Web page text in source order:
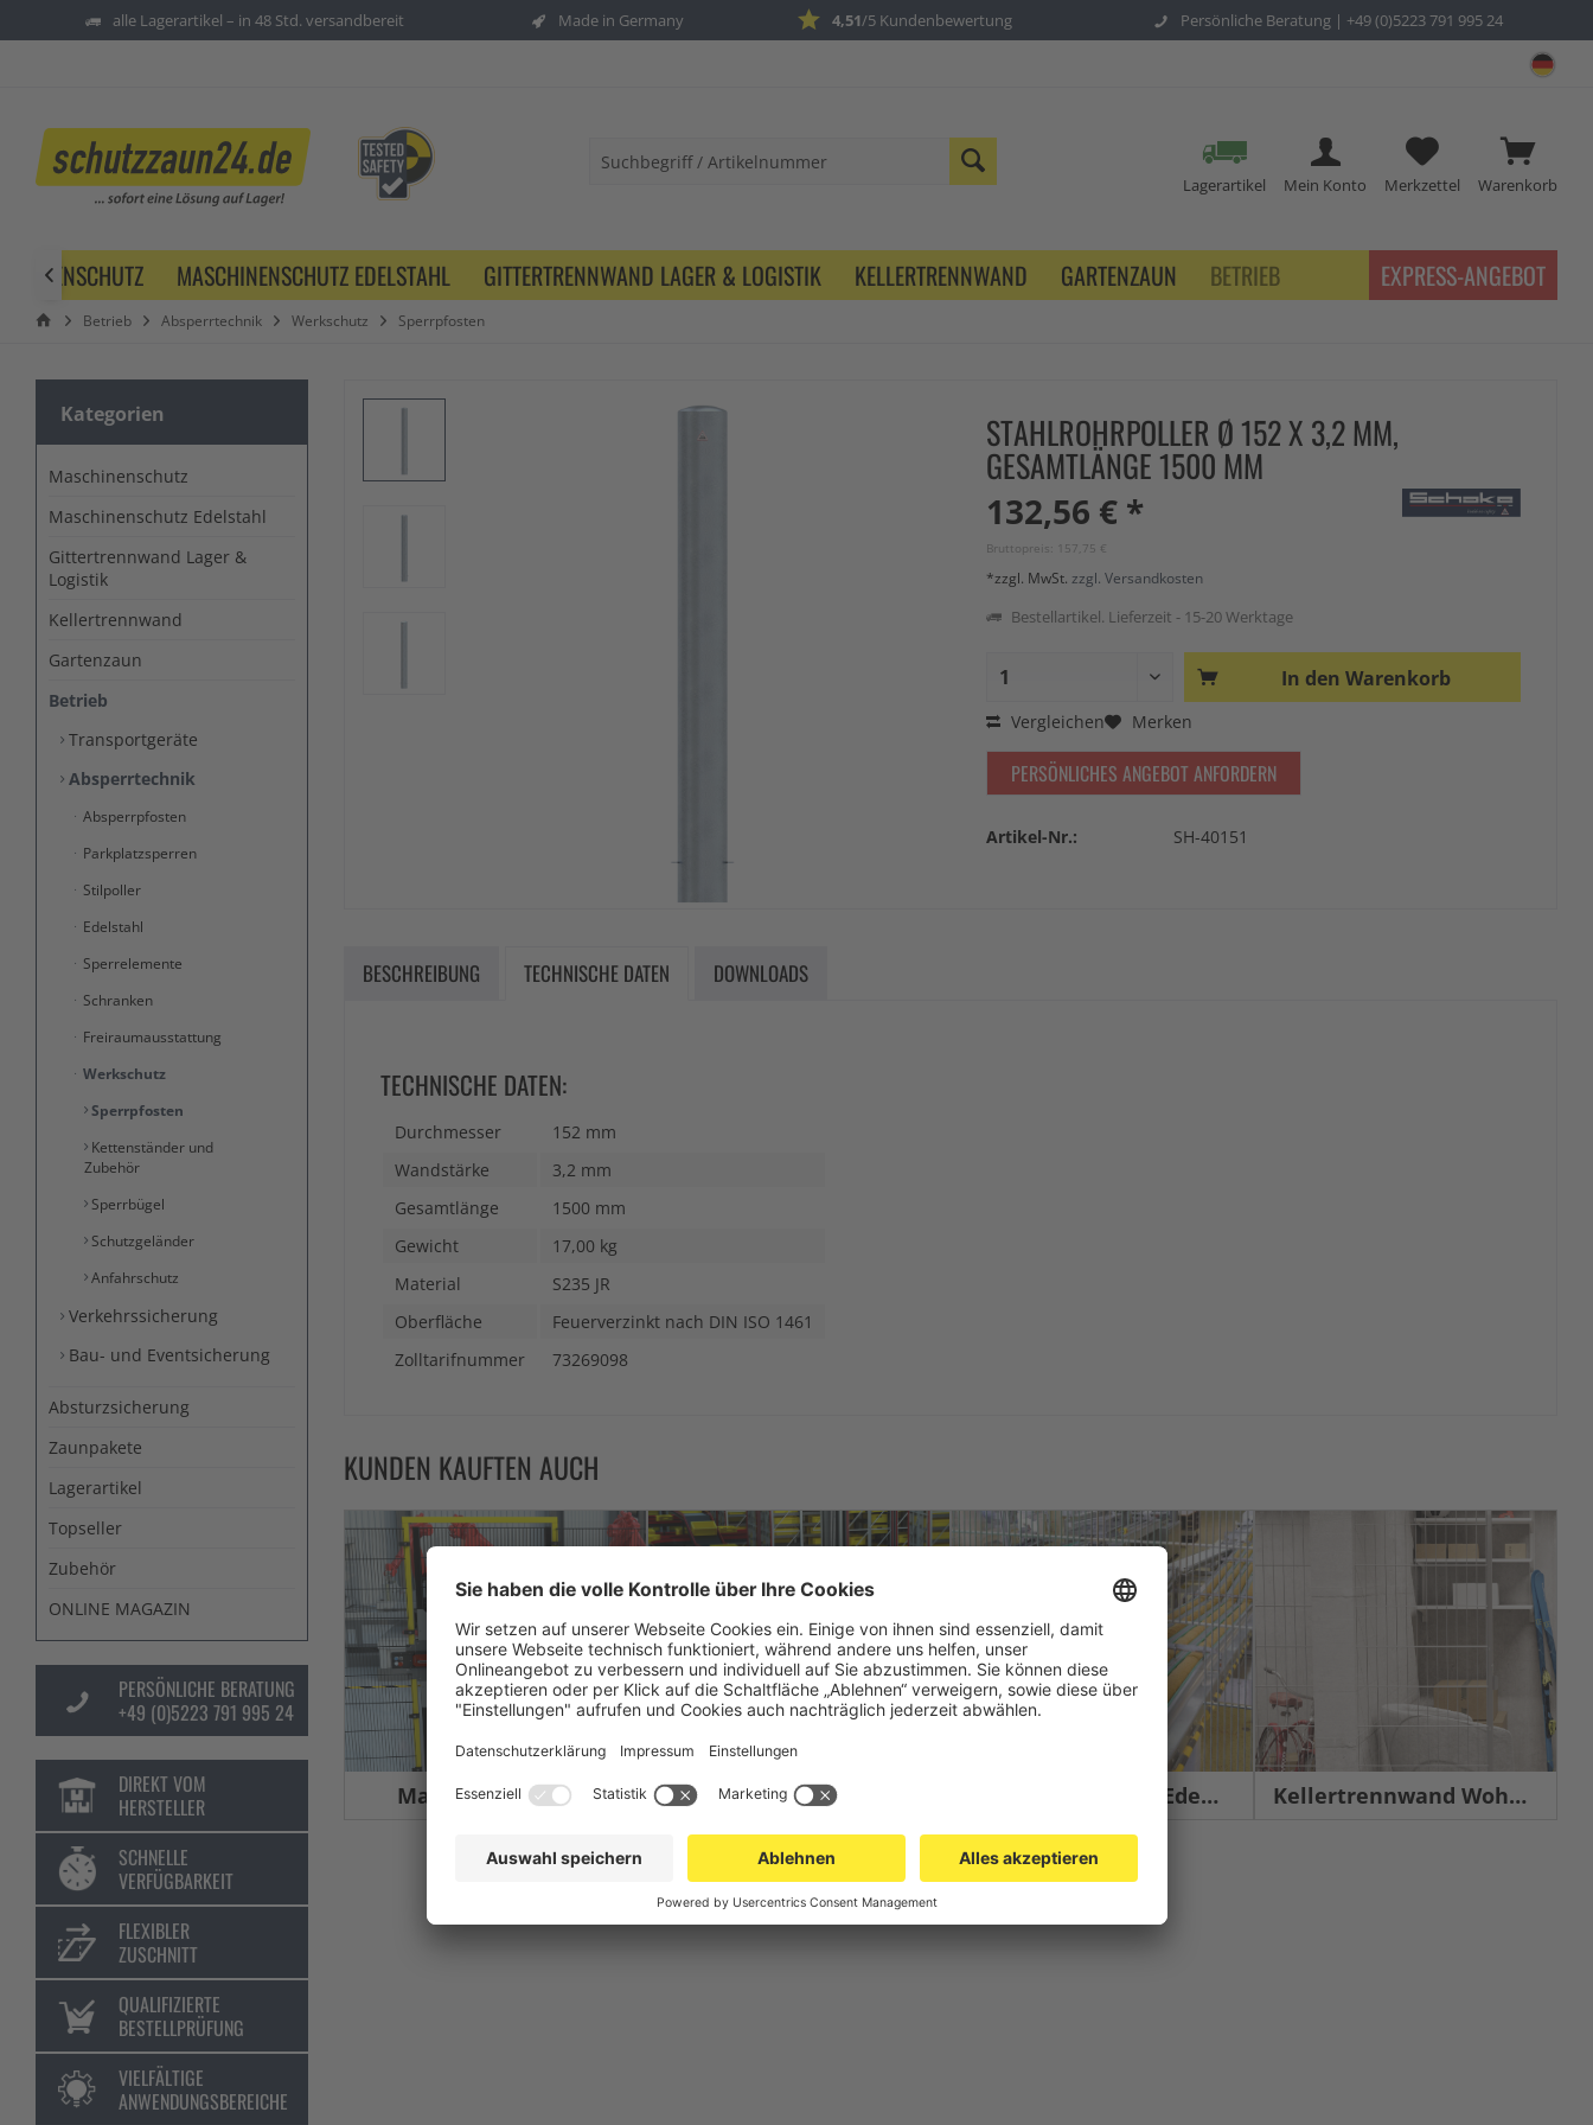
alle Lagerartikel – in 48 Std. versandbereit Made in Germany 4,51/5 Kundenbewertung Persönliche Beratung | +49 (0)5223 791 995 24
Warenkorb
Merkzettel
Mein Konto
Lagerartikel
MASCHINENSCHUTZ EDELSTAHL GITTERTRENNWAND LAGER & LOGISTIK KELLERTRENNWAND GARTENZAUN BETRIEB
 EXPRESS-ANGEBOT
Betrieb Absperrtechnik Werkschutz Sperrpfosten
Kategorien
Maschinenschutz
Maschinenschutz Edelstahl
Gittertrennwand Lager &
Logistik
Kellertrennwand
Gartenzaun
Betrieb
Transportgeräte
Absperrtechnik
Absperrpfosten
Parkplatzsperren
Stilpoller
Edelstahl
Sperrelemente
Schranken
Freiraumausstattung
Werkschutz
Sperrpfosten
Kettenständer und
Zubehör
Sperrbügel
Schutzgeländer
Anfahrschutz
Verkehrssicherung
Bau- und Eventsicherung
Absturzsicherung
Zaunpakete
Lagerartikel
Topseller
Zubehör
ONLINE MAGAZIN
PERSÖNLICHE BERATUNG
+49 (0)5223 791 995 24
DIREKT VOM
HERSTELLER
SCHNELLE
VERFÜGBARKEIT
FLEXIBLER
ZUSCHNITT
QUALIFIZIERTE
BESTELLPRÜFUNG
VIELFÄLTIGE
ANWENDUNGSBEREICHE
STAHLROHRPOLLER Ø 152 X 3,2 MM,
GESAMTLÄNGE 1500 MM
132,56 € *
Bruttopreis: 157,75 €
*zzgl. MwSt. zzgl. Versandkosten
Bestellartikel. Lieferzeit - 15-20 Werktage
In den Warenkorb
Vergleichen Merken
PERSÖNLICHES ANGEBOT ANFORDERN
Artikel-Nr.: SH-40151
BESCHREIBUNG TECHNISCHE DATEN DOWNLOADS
TECHNISCHE DATEN:
Durchmesser
152 mm
Wandstärke
3,2 mm
Gesamtlänge
1500 mm
Gewicht
17,00 kg
Material
S235 JR
Oberfläche
Feuerverzinkt nach DIN ISO 1461
Zolltarifnummer
73269098
KUNDEN KAUFTEN AUCH
Maschinenschutz Gittertrennwand Lager & Logistik Maschinenschutz Edelstahl Kellertrennwand Wohnbau